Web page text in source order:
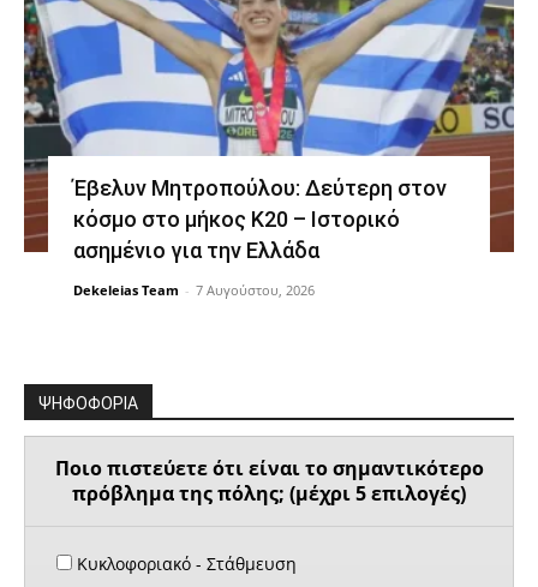
Έβελυν Μητροπούλου: Δεύτερη στον
κόσμο στο μήκος Κ20 – Ιστορικό
ασημένιο για την Ελλάδα
Dekeleias Team - 7 Αυγούστου, 2026
ΨΗΦΟΦΟΡΙΑ
Ποιο πιστεύετε ότι είναι το σημαντικότερο
πρόβλημα της πόλης; (μέχρι 5 επιλογές)
Κυκλοφοριακό - Στάθμευση